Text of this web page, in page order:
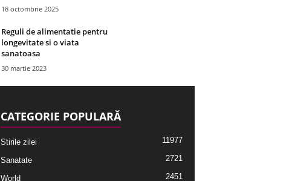
18 octombrie 2025
Reguli de alimentatie pentru
longevitate si o viata
sanatoasa
30 martie 2023
CATEGORIE POPULARĂ
Stirile zilei 11977
Sanatate 2721
World 2451